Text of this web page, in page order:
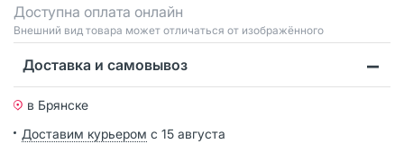
Доступна оплата онлайн
Bнешний вид товара может отличаться от изображённого
Доставка и самовывоз
в Брянске
Доставим курьером с 15 августа